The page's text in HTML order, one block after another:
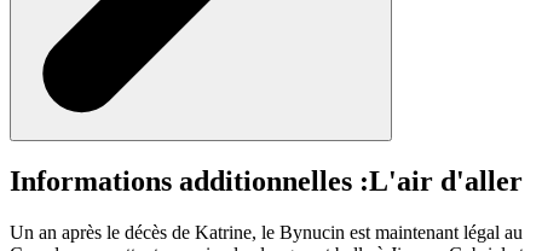
Informations additionnelles :L'air d'aller
Un an après le décès de Katrine, le Bynucin est maintenant légal au